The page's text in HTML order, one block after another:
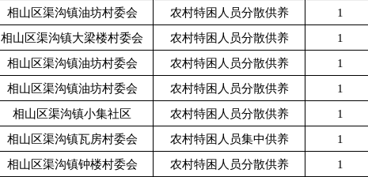
相山区渠沟镇油坊村委会 农村特困人员分散供养 1
相山区渠沟镇大梁楼村委会 农村特困人员分散供养 1
相山区渠沟镇油坊村委会 农村特困人员分散供养 1
相山区渠沟镇油坊村委会 农村特困人员分散供养 1
相山区渠沟镇小集社区 农村特困人员分散供养 1
相山区渠沟镇瓦房村委会 农村特困人员集中供养 1
相山区渠沟镇钟楼村委会 农村特困人员分散供养 1